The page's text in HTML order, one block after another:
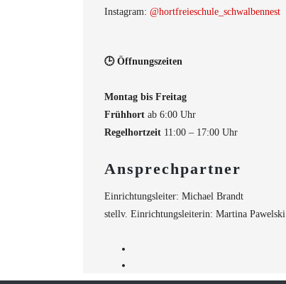
Instagram: @hortfreieschule_schwalbennest
🕒 Öffnungszeiten
Montag bis Freitag
Frühhort ab 6:00 Uhr
Regelhortzeit 11:00 – 17:00 Uhr
Ansprechpartner
Einrichtungsleiter: Michael Brandt
stellv. Einrichtungsleiterin: Martina Pawelski